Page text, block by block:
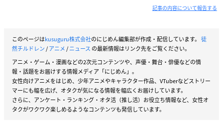
記事の内容について報告する
このページはkusuguru株式会社のにじめん編集部が作成・配信しています。 徒
然チルドレン/アニメ/ニュース の最新情報はリンク先をご覧ください。
アニメ・ゲーム・漫画などの2次元コンテンツや、声優・舞台・俳優などの情
報・話題をお届けする情報メディア「にじめん」。
女性向けアニメをはじめ、少年アニメやキャラクター作品、VTuberなどストリー
マーにも幅を広げ、オタクが気になる情報を幅広くお届けしています。
さらに、アンケート・ランキング・オタ活（推し活）お役立ち情報など、女性オ
タクがワクワク楽しめるようなコンテンツも発信しています。